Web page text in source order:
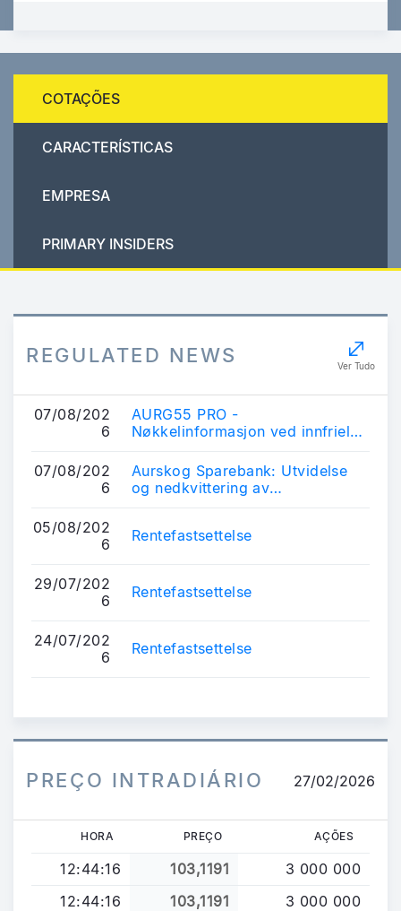
COTAÇÕES
CARACTERÍSTICAS
EMPRESA
PRIMARY INSIDERS
REGULATED NEWS Ver Tudo
07/08/202
6
AURG55 PRO -
Nøkkelinformasjon ved innfrielse
07/08/202
6
Aurskog Sparebank: Utvidelse
og nedkvittering av
05/08/202
6
Rentefastsettelse
29/07/202
6
Rentefastsettelse
24/07/202
6
Rentefastsettelse
PREÇO INTRADIÁRIO 27/02/2026
HORA PREÇO AÇÕES
12:44:16 103,1191
3 000 000
12:44:16
103,1191 3 000 000